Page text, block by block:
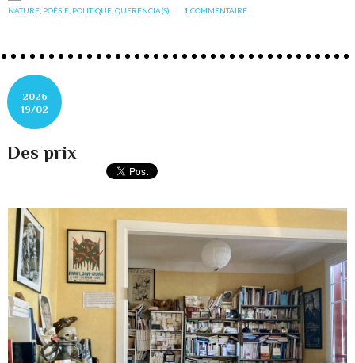
NATURE POÉSIE POLITIQUE ,QUERENCIA(S) 1 COMMENTAIRE
2026
19/02
Des prix